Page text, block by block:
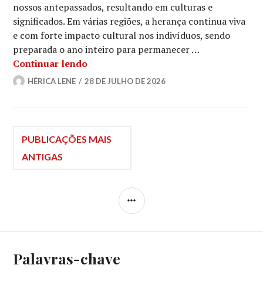
nossos antepassados, resultando em culturas e
significados. Em várias regiões, a herança continua viva
e com forte impacto cultural nos indivíduos, sendo
preparada o ano inteiro para permanecer …
Continuar lendoO poder simbólico da guerra de
HÉRICA LENE 28 DE JULHO DE 2026
Navegação
PUBLICAÇÕES MAIS
ANTIGAS
LATERAL
Palavras-chave